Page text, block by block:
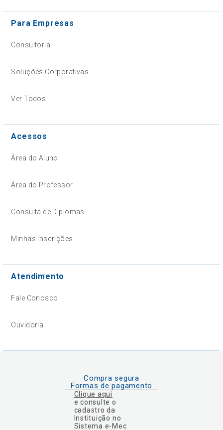
Para Empresas
Consultoria
Soluções Corporativas
Ver Todos
Acessos
Área do Aluno
Área do Professor
Consulta de Diplomas
Minhas Inscrições
Atendimento
Fale Conosco
Ouvidoria
Compra segura
Formas de pagamento
Clique aqui
e consulte o
cadastro da
Instituição no
Sistema e-Mec